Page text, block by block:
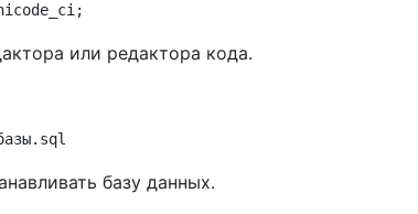
или редактора кода.
базу данных.